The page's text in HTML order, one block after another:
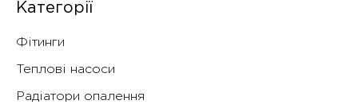
Категорії
Фітинги
Теплові насоси
Радіатори опалення